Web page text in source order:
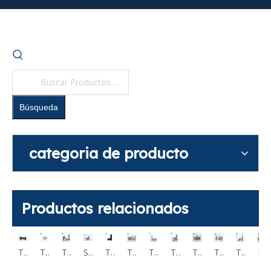
Búsqueda
categoria de producto
Productos relacionados
Tornillos de cabeza hueca hexagonal de cabeza ultrabaja CBSS CBSTS Tornillo de cabeza hueca hexagonal de perfil ultrabajo CBSTSR M2-M6 Tornillo de cabeza hueca Torx de perfil ultrabajo CBSTSE M2 M6 Sujeciones de tornillo de cabeza hexagonal de perfil extra bajo de acero inoxidable 304 RSCBT4 M8 Tornillos de cabeza hueca hexagonal Cabeza pequeña KBB KBBS SBB SBBSS Tapa de enchufe de vacío Tornillos ventilados tornillo hueco CBAS Tornillos de cabeza hueca de perfil bajo ventilados CBAST Tornillos de cabeza hueca de perfil extra bajo con ventilación CBASG Tornillos de fijación MCBAS ventilados Tornillos cautivos con cabeza de armadura de acero inoxidable con accionamiento Phillips GUTBJ Tornillos Cautivos Cabeza Plana Larga Moleteada Acero Inoxidable GUTBR